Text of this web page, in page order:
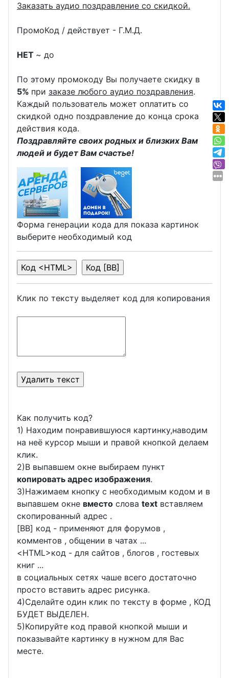
Заказать аудио поздравление со скидкой.
ПромоКод / действует - Г.М.Д.
НЕТ ~ до
По этому промокоду Вы получаете скидку в
5% при заказе любого аудио поздравления.
Каждый пользователь может оплатить со
скидкой одно поздравление до конца срока
действия кода.
Поздравляйте своих родных и близких Вам
людей и будет Вам счастье!
Форма генерации кода для показа картинок
выберите необходимый код
Клик по тексту выделяет код для копирования
Как получить код?
1) Находим понравившуюся картинку,наводим
на неё курсор мыши и правой кнопкой делаем
клик.
2)В выпавшем окне выбираем пункт
копировать адрес изображения.
3)Нажимаем кнопку с необходимым кодом и в
выпавшем окне вместо слова text вставляем
скопированный адрес .
[BB] код - применяют для форумов ,
комментов , общении в чатах ...
<HTML>код - для сайтов , блогов , гостевых
книг ...
в социальных сетях чаше всего достаточно
просто вставить адрес рисунка.
4)Сделайте один клик по тексту в форме , КОД
БУДЕТ ВЫДЕЛЕН.
5)Копируйте код правой кнопкой мыши и
показывайте картинку в нужном для Вас
месте.